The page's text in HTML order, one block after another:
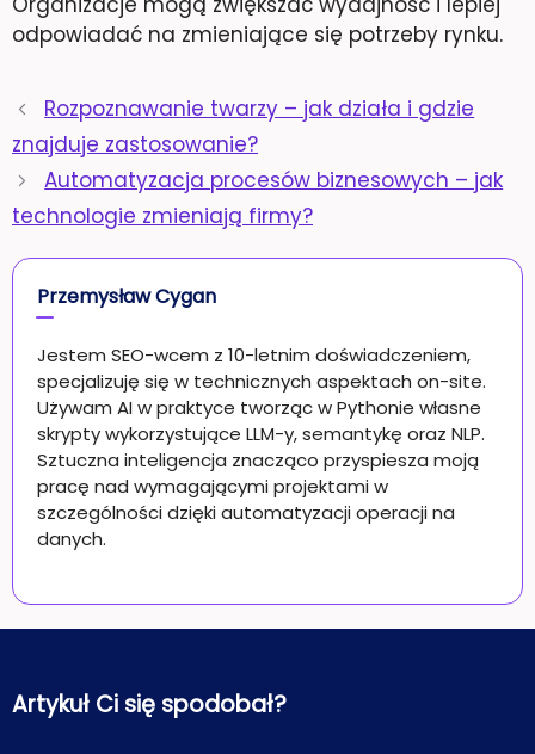
odpowiadać na zmieniające się potrzeby rynku.
Rozpoznawanie twarzy – jak działa i gdzie
znajduje zastosowanie?
Automatyzacja procesów biznesowych – jak
technologie zmieniają firmy?
Przemysław Cygan
Jestem SEO-wcem z 10-letnim doświadczeniem,
specjalizuję się w technicznych aspektach on-site.
Używam AI w praktyce tworząc w Pythonie własne
skrypty wykorzystujące LLM-y, semantykę oraz NLP.
Sztuczna inteligencja znacząco przyspiesza moją
pracę nad wymagającymi projektami w
szczególności dzięki automatyzacji operacji na
danych.
Artykuł Ci się spodobał?